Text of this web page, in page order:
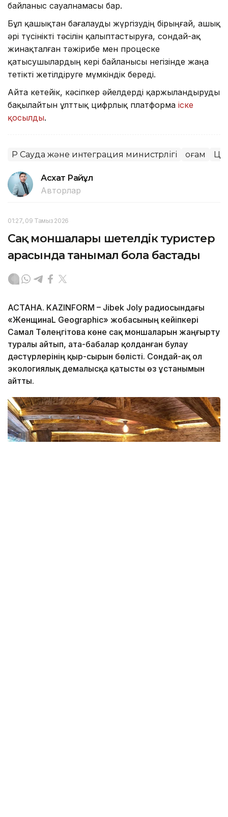
байланыс сауалнамасы бар.
Бұл қашықтан бағалауды жүргізудің бірыңғай, ашық
әрі түсінікті тәсілін қалыптастыруға, сондай-ақ
жинақталған тәжірибе мен процеске
қатысушылардың кері байланысы негізінде жаңа
тетікті жетілдіруге мүмкіндік береді.
Айта кетейік, кәсіпкер әйелдерді қаржыландыруды
бақылайтын ұлттық цифрлық платформа іске
қосылды.
ҚР Сауда және интеграция министрлігі Қоғам
Асхат Райқұл
Авторлар
01:27, 09 Тамыз 2026
Сақ моншалары шетелдік туристер
арасында танымал бола бастады
АСТАНА. KAZINFORM – Jibek Joly радиосындағы
«ЖенщинаL Geographic» жобасының кейіпкері
Самал Төлеңгітова көне сақ моншаларын жаңғырту
туралы айтып, ата-бабалар қолданған булау
дәстүрлерінің қыр-сырын бөлісті. Сондай-ақ ол
экологиялық демалысқа қатысты өз ұстанымын
айтты.